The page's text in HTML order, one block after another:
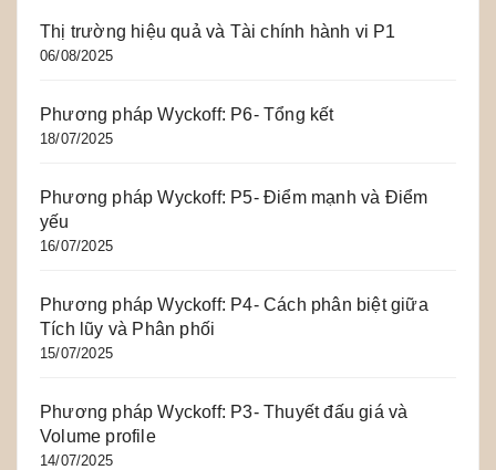
Thị trường hiệu quả và Tài chính hành vi P1
06/08/2025
Phương pháp Wyckoff: P6- Tổng kết
18/07/2025
Phương pháp Wyckoff: P5- Điểm mạnh và Điểm
yếu
16/07/2025
Phương pháp Wyckoff: P4- Cách phân biệt giữa
Tích lũy và Phân phối
15/07/2025
Phương pháp Wyckoff: P3- Thuyết đấu giá và
Volume profile
14/07/2025